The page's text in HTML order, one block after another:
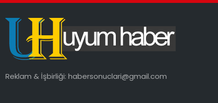
MAGAZIN
YAŞAM
Reklam & İşbirliği:habersonuclari@gmail.com